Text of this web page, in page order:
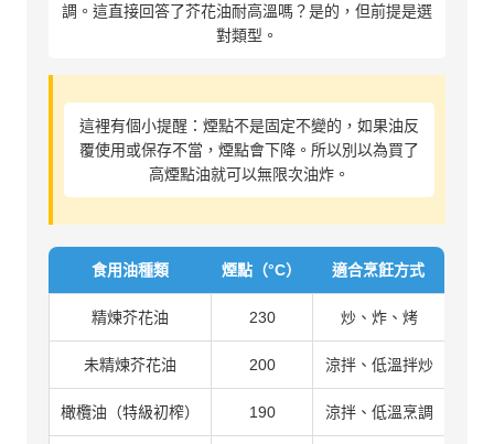
調。這直接回答了芥花油耐高溫嗎？是的，但前提是選
對類型。
這裡有個小提醒：煙點不是固定不變的，如果油反
覆使用或保存不當，煙點會下降。所以別以為買了
高煙點油就可以無限次油炸。
食用油種類 煙點（°C） 適合烹飪方式
精煉芥花油 230 炒、炸、烤
未精煉芥花油 200 涼拌、低溫拌炒
橄欖油（特級初榨） 190 涼拌、低溫烹調